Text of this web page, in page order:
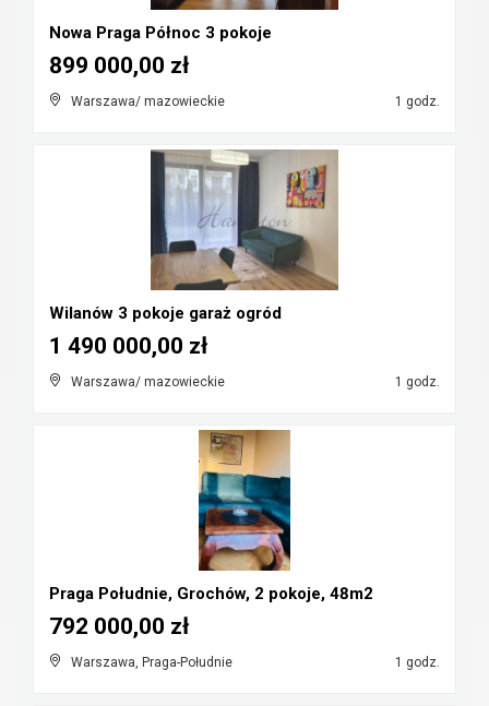
Nowa Praga Północ 3 pokoje
Warszawa/ mazowieckie 1 godz.
899 000,00 zł
Wilanów 3 pokoje garaż ogród
Warszawa/ mazowieckie 1 godz.
1 490 000,00 zł
Praga Południe, Grochów, 2 pokoje, 48m2
Warszawa, Praga-Południe 1 godz.
792 000,00 zł